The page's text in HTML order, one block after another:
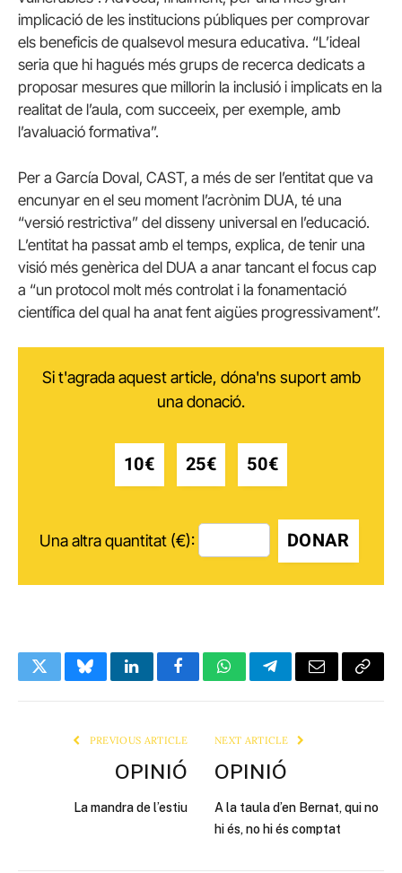
implicació de les institucions públiques per comprovar
els beneficis de qualsevol mesura educativa. “L’ideal
seria que hi hagués més grups de recerca dedicats a
proposar mesures que millorin la inclusió i implicats en la
realitat de l’aula, com succeeix, per exemple, amb
l’avaluació formativa”.
Per a García Doval, CAST, a més de ser l’entitat que va
encunyar en el seu moment l’acrònim DUA, té una
“versió restrictiva” del disseny universal en l’educació.
L’entitat ha passat amb el temps, explica, de tenir una
visió més genèrica del DUA a anar tancant el focus cap
a “un protocol molt més controlat i la fonamentació
científica del qual ha anat fent aigües progressivament”.
Si t'agrada aquest article, dóna'ns suport amb
una donació.
10€ 25€ 50€
Una altra quantitat (€): DONAR
TwitterBlueskyLinkedInFacebookWhatsAppTelegramEmail Copy
PREVIOUS ARTICLE
OPINIÓ
La mandra de l’estiu
NEXT ARTICLE
OPINIÓ
A la taula d’en Bernat, qui no
hi és, no hi és comptat